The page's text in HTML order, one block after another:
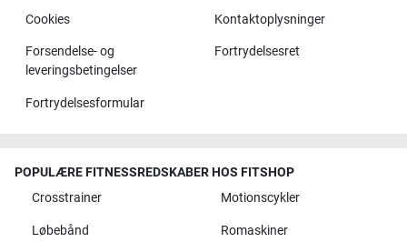
Cookies Kontaktoplysninger
Forsendelse- og
leveringsbetingelser
Fortrydelsesret
Fortrydelsesformular
POPULÆRE FITNESSREDSKABER HOS FITSHOP
Crosstrainer
Motionscykler
Løbebånd Romaskiner